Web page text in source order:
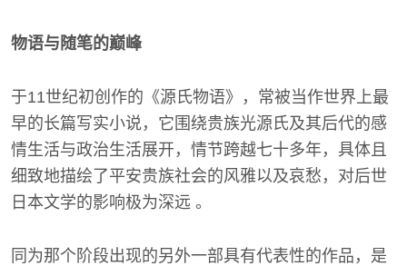
物语与随笔的巅峰
于11世纪初创作的《源氏物语》，常被当作世界上最
早的长篇写实小说，它围绕贵族光源氏及其后代的感
情生活与政治生活展开，情节跨越七十多年，具体且
细致地描绘了平安贵族社会的风雅以及哀愁，对后世
日本文学的影响极为深远 。
同为那个阶段出现的另外一部具有代表性的作品，是